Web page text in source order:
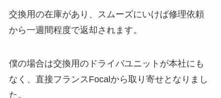
交換用の在庫があり、スムーズにいけば修理依頼
から一週間程度で返却されます。
僕の場合は交換用のドライバユニットが本社にも
なく、直接フランスFocalから取り寄せとなりまし
た。